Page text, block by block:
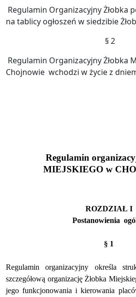
Regulamin Organizacyjny Żłobka
na tablicy ogłoszeń w siedzibie
§ 2
Regulamin Organizacyjny Żłobka
Chojnowie wchodzi w życie z
Regulamin
MIEJSKIEGO w
ROZDZIAŁ I
Postanowienia
§ 1
Regulamin organizacyjny określa
szczegółową organizację Żłobka
jego funkcjonowania i kierowania